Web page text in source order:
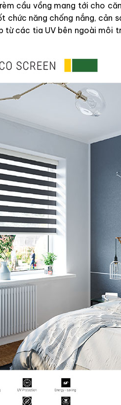
cầu vồng mang tới cho
năng chống nắng, cản
từ các tia UV bên ngoài môi